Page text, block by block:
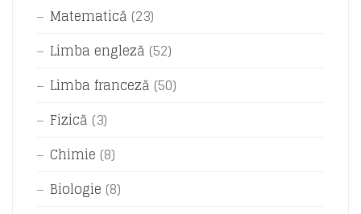
Matematică (23)
Limba engleză (52)
Limba franceză (50)
Fizică (3)
Chimie (8)
Biologie (8)